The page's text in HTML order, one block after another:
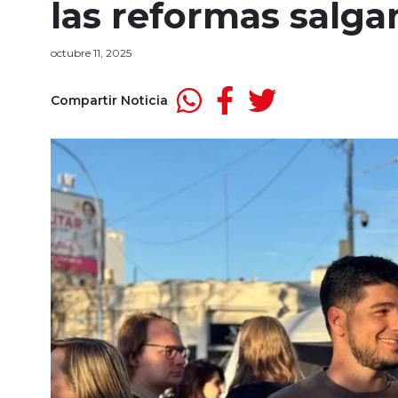
las reformas
octubre 11, 2025
Compartir Noticia